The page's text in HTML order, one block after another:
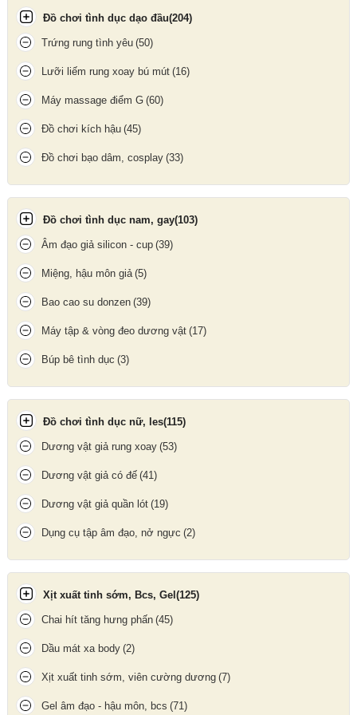
Giúp tinh thần thư giãn, giảm căng thẳng, tăng kích thích cảm
xúc
Tác động nhanh, không cần sử dụng phức tạp
Dung tích 30ml dùng được nhiều lần, tiết kiệm
Kiểu dáng nhỏ gọn cùng hiệu ứng hưng phấn rõ rệt, mặt hàng
giúp nâng cao cảm xúc và trải nghiệm cá nhân một cách tinh tế.
Công dụng
Hỗ trợ
gian riêng tư
Thích hợp cho các cặp đôi muốn làm mới trải nghiệm
Được sử dụng như một loại
Đồ chơi tình dục dạo đầu(204)
Trứng rung tình yêu (50)
Lưỡi liếm rung xoay bú mút (16)
Máy massage điểm G (60)
Đồ chơi kích hậu (45)
Đồ chơi bạo dâm, cosplay (33)
Đồ chơi tình dục nam, gay(103)
Âm đạo giả silicon - cup (39)
Miệng, hậu môn giả (5)
Bao cao su donzen (39)
Máy tập & vòng đeo dương vật (17)
Búp bê tình dục (3)
Đồ chơi tình dục nữ, les(115)
Dương vật giả rung xoay (53)
Dương vật giả có đế (41)
Dương vật giả quần lót (19)
Dụng cụ tập âm đạo, nở ngực (2)
Xịt xuất tinh sớm, Bcs, Gel(125)
Chai hít tăng hưng phấn (45)
Dầu mát xa body (2)
Xịt xuất tinh sớm, viên cường dương (7)
Gel âm đạo - hậu môn, bcs (71)